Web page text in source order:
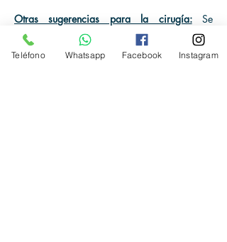
Otras sugerencias para la cirugía:Se
recomienda suspender la aspirina o cualquier
anticoagulante, bajo la autorización de su
cardiólogo o médico respectivo. Además,
Teléfono Whatsapp Facebook Instagram